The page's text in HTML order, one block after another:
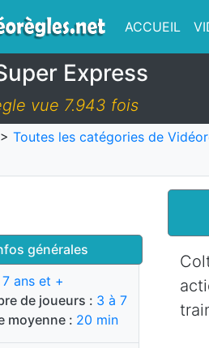
ACCUEIL
Express
vue 7.943 fois
> Toutes les catégories de
générales
7 ans et +
de joueurs : 3 à 7
moyenne : 20 min